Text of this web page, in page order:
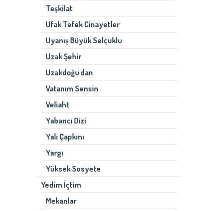
Teşkilat
Ufak Tefek Cinayetler
Uyanış Büyük Selçuklu
Uzak Şehir
Uzakdoğu'dan
Vatanım Sensin
Veliaht
Yabancı Dizi
Yalı Çapkını
Yargı
Yüksek Sosyete
Yedim İçtim
Mekanlar